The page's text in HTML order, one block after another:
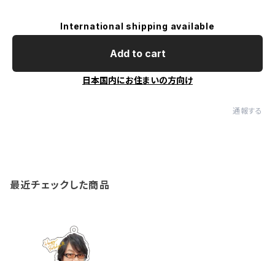
International shipping available
Add to cart
日本国内にお住まいの方向け
通報する
最近チェックした商品